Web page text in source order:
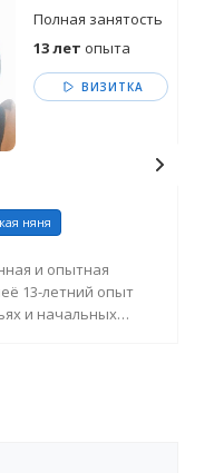
Полная занятость
13 лет опыта
ВИЗИТКА
няня
и опытная
13-летний опыт
и начальных